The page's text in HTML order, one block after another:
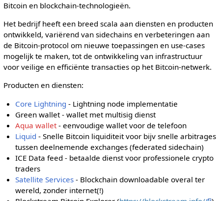
Bitcoin en blockchain-technologieën.
Het bedrijf heeft een breed scala aan diensten en producten
ontwikkeld, variërend van sidechains en verbeteringen aan
de Bitcoin-protocol om nieuwe toepassingen en use-cases
mogelijk te maken, tot de ontwikkeling van infrastructuur
voor veilige en efficiënte transacties op het Bitcoin-netwerk.
Producten en diensten:
Core Lightning - Lightning node implementatie
Green wallet - wallet met multisig dienst
Aqua wallet - eenvoudige wallet voor de telefoon
Liquid - Snelle Bitcoin liquiditeit voor bijv snelle arbitrages
tussen deelnemende exchanges (federated sidechain)
ICE Data feed - betaalde dienst voor professionele crypto
traders
Satellite Services - Blockchain downloadable overal ter
wereld, zonder internet(!)